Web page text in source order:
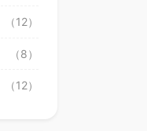
（12）
（8）
（12）